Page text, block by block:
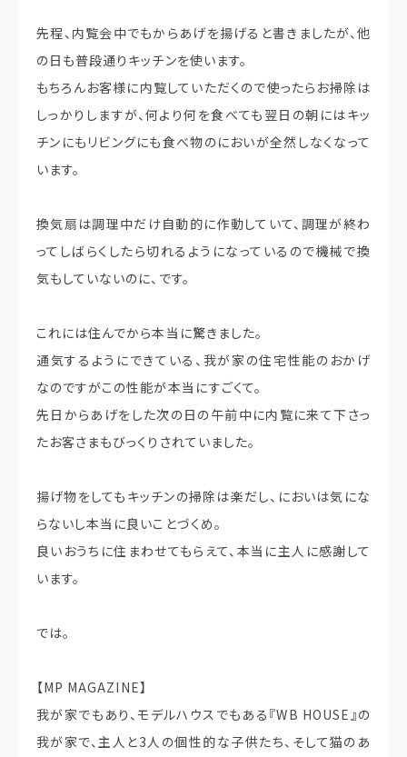
先程、内覧会中でもからあげを揚げると書きましたが、他
の日も普段通りキッチンを使います。
もちろんお客様に内覧していただくので使ったらお掃除は
しっかりしますが、何より何を食べても翌日の朝にはキッ
チンにもリビングにも食べ物のにおいが全然しなくなって
います。
換気扇は調理中だけ自動的に作動していて、調理が終わ
ってしばらくしたら切れるようになっているので機械で換
気もしていないのに、です。
これには住んでから本当に驚きました。
通気するようにできている、我が家の住宅性能のおかげ
なのですがこの性能が本当にすごくて。
先日からあげをした次の日の午前中に内覧に来て下さっ
たお客さまもびっくりされていました。
揚げ物をしてもキッチンの掃除は楽だし、においは気にな
らないし本当に良いことづくめ。
良いおうちに住まわせてもらえて、本当に主人に感謝して
います。
では。
【MP MAGAZINE】
我が家でもあり、モデルハウスでもある『WB HOUSE』の
我が家で、主人と3人の個性的な子供たち、そして猫のあ